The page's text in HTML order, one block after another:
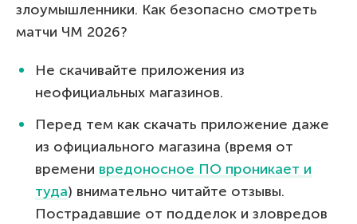
злоумышленники. Как безопасно смотреть
матчи ЧМ 2026?
Не скачивайте приложения из
неофициальных магазинов.
Перед тем как скачать приложение даже
из официального магазина (время от
времени вредоносное ПО проникает и
туда) внимательно читайте отзывы.
Пострадавшие от подделок и зловредов